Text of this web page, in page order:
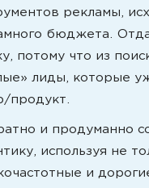
рекламы,
бюджета.
потому что из
лиды, которые
продукт.
и продуманно
используя не
и